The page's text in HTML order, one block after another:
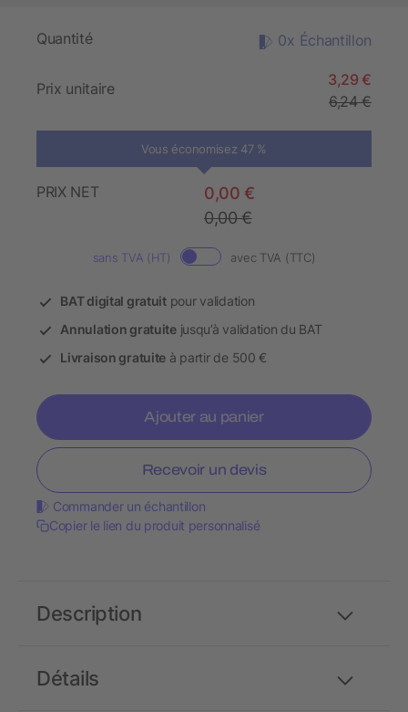
Quantité 0x Échantillon
Prix unitaire
3,29 €
6,24 €
Vous économisez 47 %
PRIX NET
0,00 €
0,00 €
sans TVA (HT) avec TVA (TTC)
BAT digital gratuitpour validation
Annulation gratuitejusqu’à validation du BAT
Livraison gratuite à partir de 500 €
Ajouter au panier
Recevoir un devis
Commander un échantillon
Copier le lien du produit personnalisé
Détails
Description